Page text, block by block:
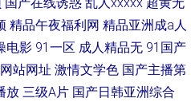
精品午夜福利网 精品亚洲成a人
电影 91一区 成人精品无 91国产
站网址 激情文学色 国产主播第
放 三级A片 国产日韩亚洲综合